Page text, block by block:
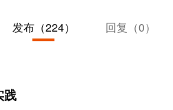
发布（224） 回复 （0）
践